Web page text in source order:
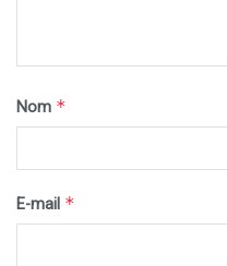
Nom *
E-mail *